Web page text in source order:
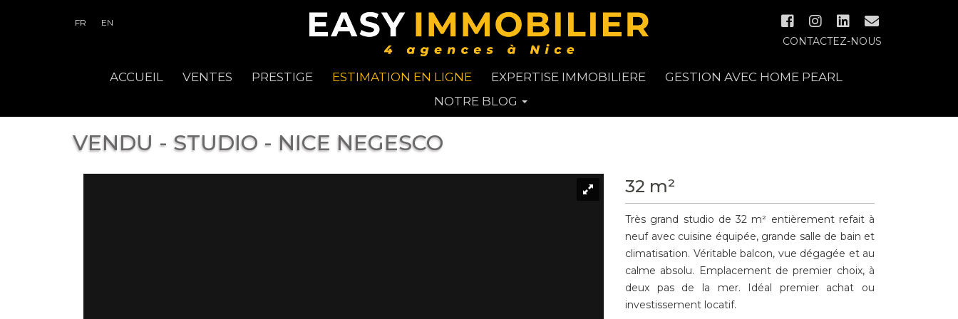
FR EN
CONTACTEZ-NOUS
ACCUEIL VENTES PRESTIGE ESTIMATION EN LIGNE EXPERTISE IMMOBILIERE
GESTION AVEC HOME PEARL
NOTRE BLOG
VENDU - STUDIO - NICE NEGESCO
32 m²
Très grand studio de 32 m² entièrement refait à
neuf avec cuisine équipée, grande salle de bain et
climatisation. Véritable balcon, vue dégagée et au
calme absolu. Emplacement de premier choix, à
deux pas de la mer. Idéal premier achat ou
investissement locatif.